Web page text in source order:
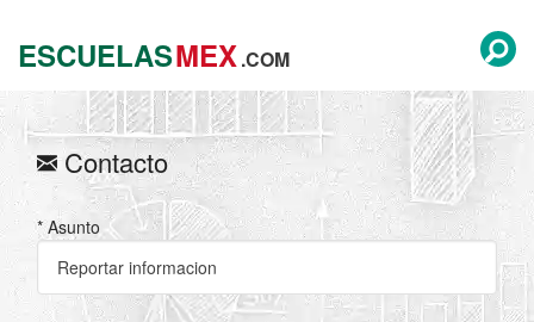
ESCUELASMEX.COM
Contacto
* Asunto